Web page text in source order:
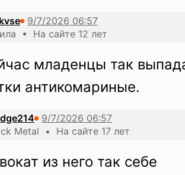
• На сайте 12 лет
младенцы так
антикомариные.
Metal • На сайте 17 лет
из него так себе